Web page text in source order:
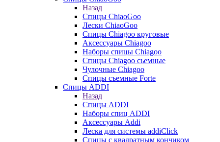
Назад
Спицы ChiaoGoo
Лески ChiaoGoo
Cпицы Сhiagoo круговые
Аксессуары Chiagoo
Наборы спицы Chiagoo
Спицы Chiagoo сьемные
Чулочные Chiagoo
Спицы съемные Forte
Спицы ADDI
Назад
Спицы ADDI
Наборы спиц ADDI
Аксессуары Addi
Леска для системы addiClick
Спицы с квадратным кончиком